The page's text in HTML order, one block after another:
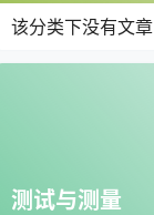
该分类下没有文章
测试与测量